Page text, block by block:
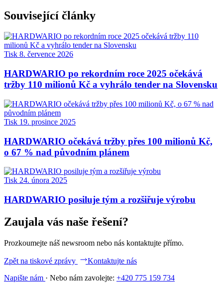
Související články
Tisk 8. července 2026
HARDWARIO po rekordním roce 2025 očekává
tržby 110 milionů Kč a vyhrálo tender na Slovensku
Tisk 19. prosince 2025
HARDWARIO očekává tržby přes 100 milionů Kč,
o 67 % nad původním plánem
Tisk 24. února 2025
HARDWARIO posiluje tým a rozšiřuje výrobu
Zaujala vás naše řešení?
Prozkoumejte náš newsroom nebo nás kontaktujte přímo.
Zpět na tiskové zprávy
Kontaktujte nás
Napište nám · Nebo nám zavolejte: +420 775 159 734